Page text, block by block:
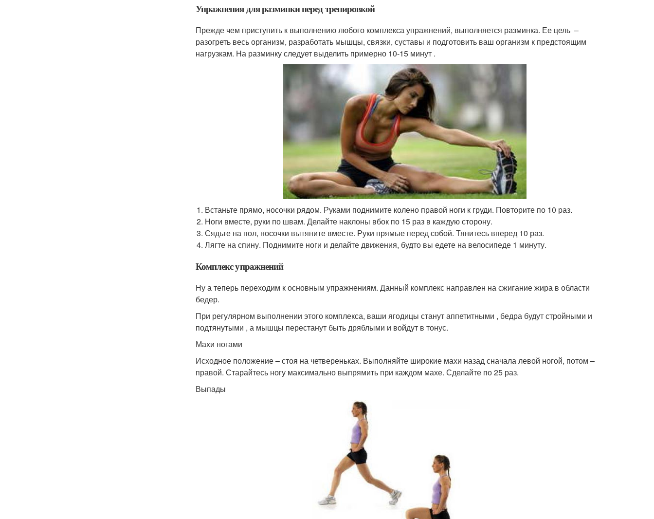
Упражнения для разминки перед тренировкой
Прежде чем приступить к выполнению любого комплекса упражнений, выполняется разминка. Ее цель –
разогреть весь организм, разработать мышцы, связки, суставы и подготовить ваш организм к предстоящим
нагрузкам. На разминку следует выделить примерно 10-15 минут .
Встаньте прямо, носочки рядом. Руками поднимите колено правой ноги к груди. Повторите по 10 раз.
Ноги вместе, руки по швам. Делайте наклоны вбок по 15 раз в каждую сторону.
Сядьте на пол, носочки вытяните вместе. Руки прямые перед собой. Тянитесь вперед 10 раз.
Лягте на спину. Поднимите ноги и делайте движения, будто вы едете на велосипеде 1 минуту.
Комплекс упражнений
Ну а теперь переходим к основным упражнениям. Данный комплекс направлен на сжигание жира в области
бедер.
При регулярном выполнении этого комплекса, ваши ягодицы станут аппетитными , бедра будут стройными и
подтянутыми , а мышцы перестанут быть дряблыми и войдут в тонус.
Махи ногами
Исходное положение – стоя на четвереньках. Выполняйте широкие махи назад сначала левой ногой, потом –
правой. Старайтесь ногу максимально выпрямить при каждом махе. Сделайте по 25 раз.
Выпады